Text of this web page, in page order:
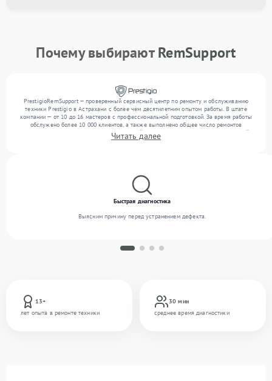
Почему выбираютRemSupport
PrestigioRemSupport — проверенный сервисный центр по ремонту и обслуживанию
техники Prestigio в Астрахани с более чем десятилетним опытом работы. В штате
компании — от 10 до 16 мастеров с профессиональной подготовкой. За время работы
обслужено более 10 000 клиентов, а также выполнено общее число ремонтов
превысило 12 000. Ежемесячно в сервисный центр поступает более 300 обращений,
включая , , . Мы устраняем поломки любой сложности и поддерживаем высокий
Читать далее
13+
лет опыта в ремонте техники
30 мин
среднее время диагностики
Быстрая диагностика
Выясним причину перед устранением дефекта.